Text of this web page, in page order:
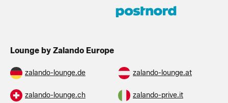
Lounge by Zalando Europe
zalando-lounge.de zalando-lounge.at
zalando-lounge.ch zalando-prive.it